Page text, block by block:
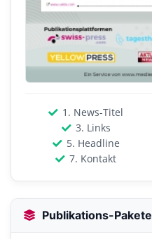
1. News-Titel
3. Links
5. Headline
7. Kontakt
Publikations-Pakete